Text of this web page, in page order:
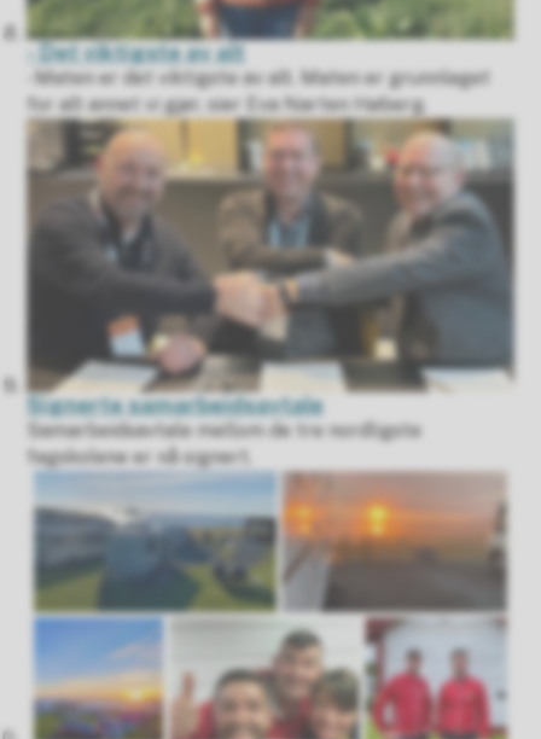
- Det viktigste av alt
- Maten er det viktigste av alt. Maten er grunnlaget
for alt annet vi gjør, sier Eva Narten Høberg.
Signerte samarbeidsavtale
Samarbeidsavtale mellom de tre nordligste
fagskolene er nå signert.